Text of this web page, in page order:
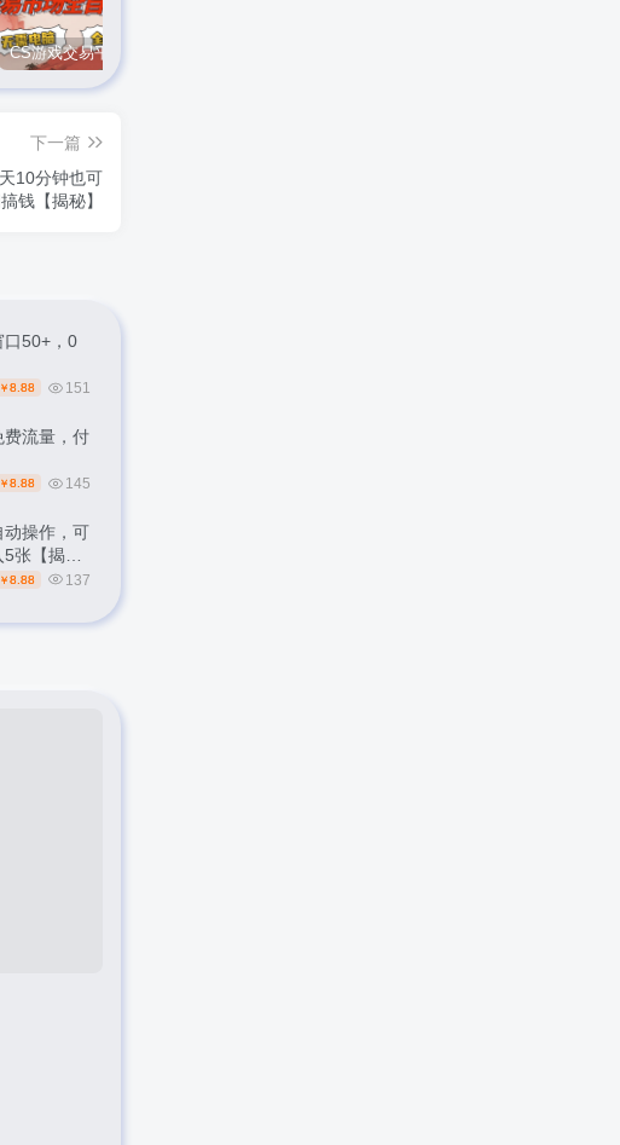
下一篇
10分钟也可
钱【揭秘】
口50+，0
￥ 8.88 151
费流量，付
￥ 8.88 145
动操作，可
张【揭
￥ 8.88 137